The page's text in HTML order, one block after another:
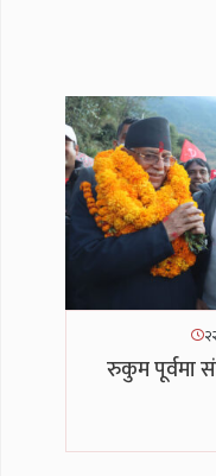
रुकुम पूर्वमा